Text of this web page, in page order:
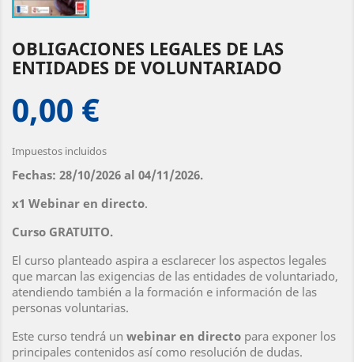
OBLIGACIONES LEGALES DE LAS
ENTIDADES DE VOLUNTARIADO
0,00 €
Impuestos incluidos
Fechas: 28/10/2026 al 04/11/2026.
x1 Webinar en directo.
Curso GRATUITO.
El curso planteado aspira a esclarecer los aspectos legales
que marcan las exigencias de las entidades de voluntariado,
atendiendo también a la formación e información de las
personas voluntarias.
Este curso tendrá un webinar en directo para exponer los
principales contenidos así como resolución de dudas.